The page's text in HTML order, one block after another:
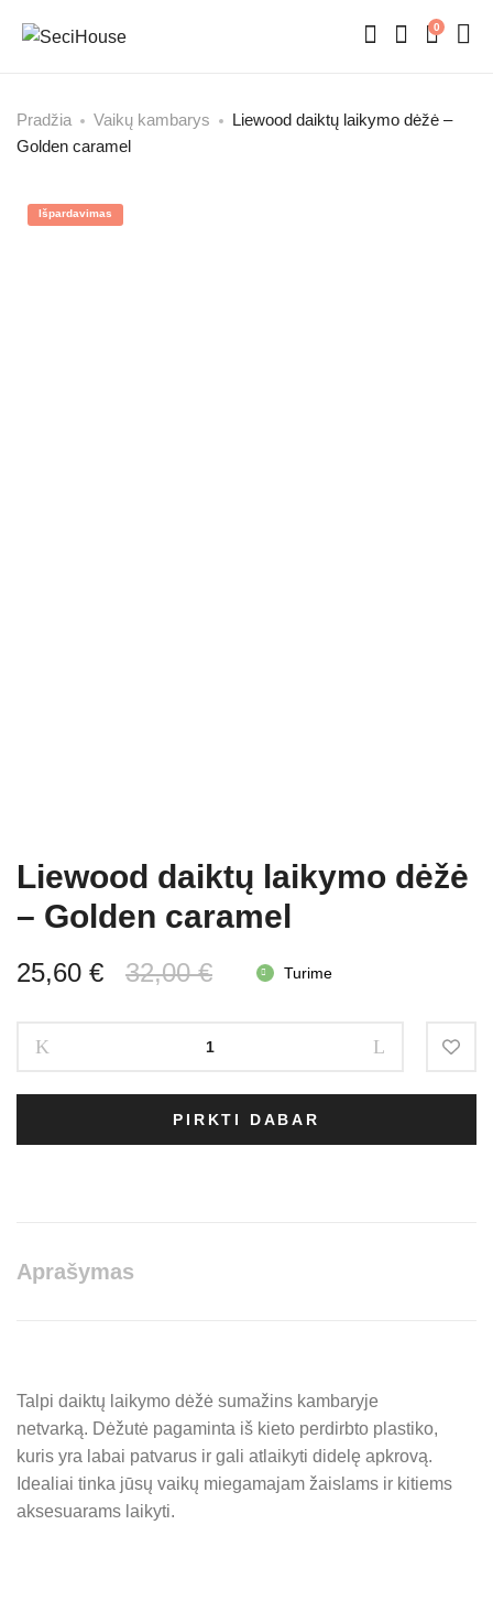
0
Pradžia Vaikų kambarys
Liewood daiktų laikymo dėžė –
Golden caramel
Išpardavimas
Liewood daiktų laikymo dėžė
– Golden caramel
32,00€Original
was:
32,00 €.
25,60 €
Current
is:
25,60 €.
Turime
laikymo
-
PIRKTI DABAR
Aprašymas
Talpi daiktų laikymo dėžė sumažins kambaryje
netvarką. Dėžutė pagaminta iš kieto perdirbto plastiko,
kuris yra labai patvarus ir gali atlaikyti didelę apkrovą.
Idealiai tinka jūsų vaikų miegamajam žaislams ir kitiems
aksesuarams laikyti.